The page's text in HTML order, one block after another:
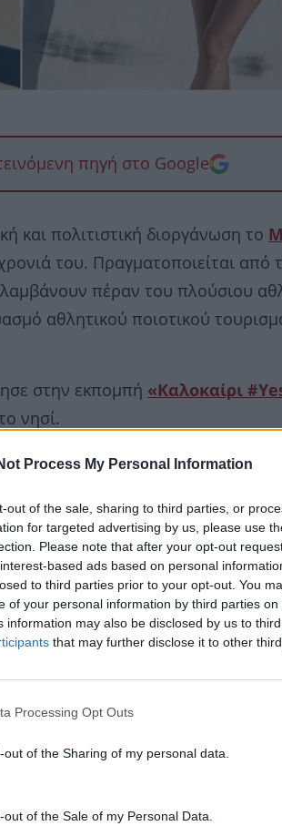
Process My Personal Information
out of the sale, sharing to third parties, or
for targeted advertising by us, please use
Please note that after your opt-out
based ads based on personal
to third parties prior to your opt-out. You
of your personal information by third parties on
information may also be disclosed by us to
that may further disclose it to other
Processing Opt Outs
out of the Sharing of my personal data.
of the Sale of my Personal Data.
πηγή στο Google
και πολιτιστική διοργάνωση το
του. Πραγματοποιείται από
πέραν του πλούσιου
αθλητικού ποιοτικού
στην εκπομπή «Καλοκαίρι
νησί.